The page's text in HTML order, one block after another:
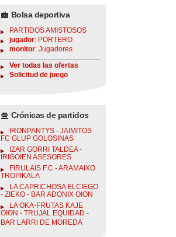
Bolsa deportiva
PARTIDOS AMISTOSOS
jugador: PORTERO
monitor: Jugadores
Ver todas las ofertas
Solicitud de juego
Crónicas de partidos
IRONPANTYS - JAIMITOS
FC GLUP GOLOSINAS
IZAR GORRI TALDEA -
IRIGOIEN ASESORES
FIRULAIS F.C - ARAMAIXO
TROPIKALA
LA CAPRICHOSA ELCIEGO
- ZIEKO - BAR ADONIX OION
LA OKA-FRUTAS KAJE
OION - TRUJAL EQUIDAD -
BAR LARRI DE MOREDA